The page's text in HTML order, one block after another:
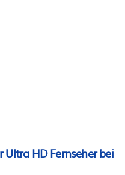
HD Fernseher bei